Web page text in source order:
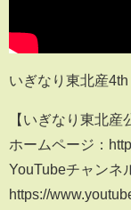
いぎなり東北産
【いぎなり東北産
ホームページ：
YouTubeチャンネ
https://